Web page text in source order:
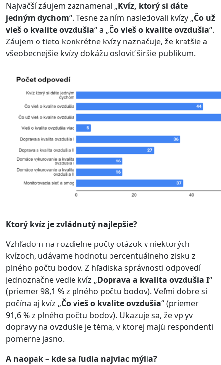
Najväčší záujem zaznamenal „Kvíz, ktorý si dáte
jedným dychom“. Tesne za ním nasledovali kvízy „Čo už
vieš o kvalite ovzdušia“ a „Čo vieš o kvalite ovzdušia“.
Záujem o tieto konkrétne kvízy naznačuje, že kratšie a
všeobecnejšie kvízy dokážu osloviť širšie publikum.
Ktorý kvíz je zvládnutý najlepšie?
Vzhľadom na rozdielne počty otázok v niektorých
kvízoch, udávame hodnotu percentuálneho zisku z
plného počtu bodov. Z hľadiska správnosti odpovedí
jednoznačne vedie kvíz „Doprava a kvalita ovzdušia I“
(priemer 98,1 % z plného počtu bodov). Veľmi dobre si
počína aj kvíz „Čo vieš o kvalite ovzdušia“ (priemer
91,6 % z plného počtu bodov). Ukazuje sa, že vplyv
dopravy na ovzdušie je téma, v ktorej majú respondenti
pomerne jasno.
A naopak – kde sa ľudia najviac mýlia?